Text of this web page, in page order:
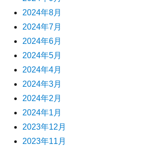
2024年8月
2024年7月
2024年6月
2024年5月
2024年4月
2024年3月
2024年2月
2024年1月
2023年12月
2023年11月